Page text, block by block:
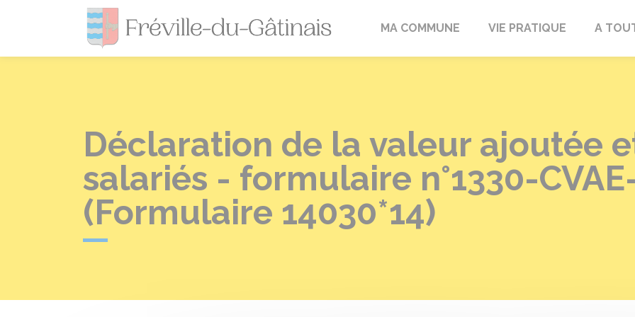
Fréville-du-Gâtinais
MA COMMUNE VIE PRATIQUE A
Déclaration de la valeur ajoutée
salariés - formulaire n°1330-
(Formulaire 14030*14)